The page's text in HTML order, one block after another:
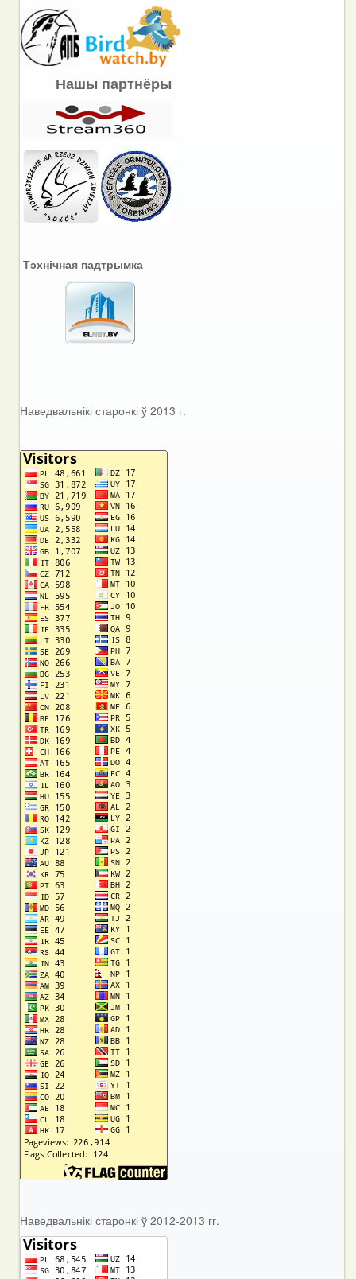
Нашы партнёры
Тэхнічная падтрымка
Наведвальнікі старонкі ў 2013 г.
Наведвальнікі старонкі ў 2012-2013 гг.